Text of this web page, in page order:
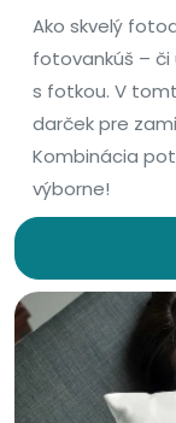
Ako skvelý
fotovankúš – či
s fotkou. V
darček pre
Kombinácia
výborne!